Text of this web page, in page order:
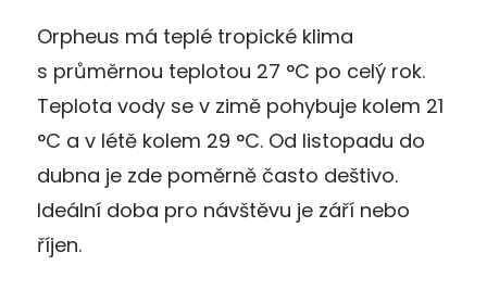
Orpheus má teplé tropické klima
s průměrnou teplotou 27 °C po celý rok.
Teplota vody se v zimě pohybuje kolem 21
°C a v létě kolem 29 °C. Od listopadu do
dubna je zde poměrně často deštivo.
Ideální doba pro návštěvu je září nebo
říjen.